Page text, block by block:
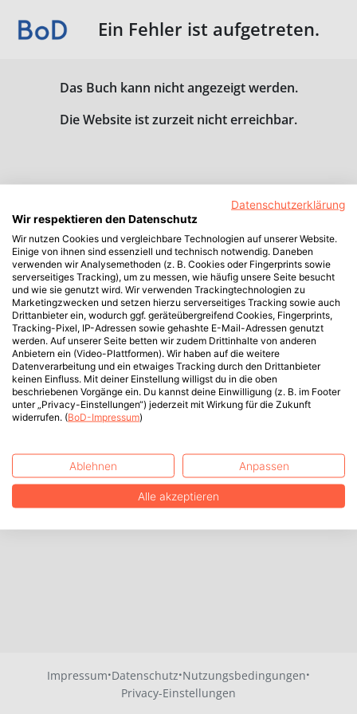
Ein Fehler ist aufgetreten.
Das Buch kann nicht angezeigt werden.
Die Website ist zurzeit nicht erreichbar.
Impressum·Datenschutz·Nutzungsbedingungen·
Privacy-Einstellungen
Datenschutzerklärung
Wir respektieren den Datenschutz
Wir nutzen Cookies und vergleichbare Technologien auf unserer Website.
Einige von ihnen sind essenziell und technisch notwendig. Daneben
verwenden wir Analysemethoden (z. B. Cookies oder Fingerprints sowie
serverseitiges Tracking), um zu messen, wie häufig unsere Seite besucht
und wie sie genutzt wird. Wir verwenden Trackingtechnologien zu
Marketingzwecken und setzen hierzu serverseitiges Tracking sowie auch
Drittanbieter ein, wodurch ggf. geräteübergreifend Cookies, Fingerprints,
Tracking-Pixel, IP-Adressen sowie gehashte E-Mail-Adressen genutzt
werden. Auf unserer Seite betten wir zudem Drittinhalte von anderen
Anbietern ein (Video-Plattformen). Wir haben auf die weitere
Datenverarbeitung und ein etwaiges Tracking durch den Drittanbieter
keinen Einfluss. Mit deiner Einstellung willigst du in die oben
beschriebenen Vorgänge ein. Du kannst deine Einwilligung (z. B. im Footer
unter „Privacy-Einstellungen“) jederzeit mit Wirkung für die Zukunft
widerrufen. (BoD-Impressum)
Ablehnen Anpassen
Alle akzeptieren